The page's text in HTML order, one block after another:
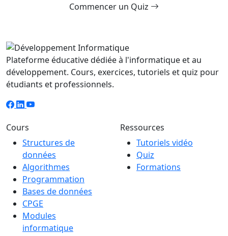
Commencer un Quiz
Plateforme éducative dédiée à l'informatique et au
développement. Cours, exercices, tutoriels et quiz pour
étudiants et professionnels.
Cours
Structures de
données
Algorithmes
Programmation
Bases de données
CPGE
Modules
informatique
Ressources
Tutoriels vidéo
Quiz
Formations